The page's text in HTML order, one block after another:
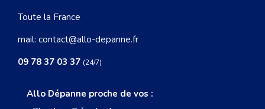
Toute la France
mail: contact@allo-depanne.fr
09 78 37 03 37 (24/7)
Allo Dépanne proche de vos :